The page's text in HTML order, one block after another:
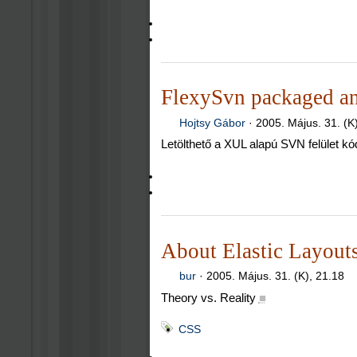
FlexySvn packaged
Hojtsy Gábor ·2005. Május. 31.
Letölthető a XUL alapú SVN felület
About Elastic
bur ·2005. Május. 31. (K), 21.18
Theory vs. Reality ■
CSS